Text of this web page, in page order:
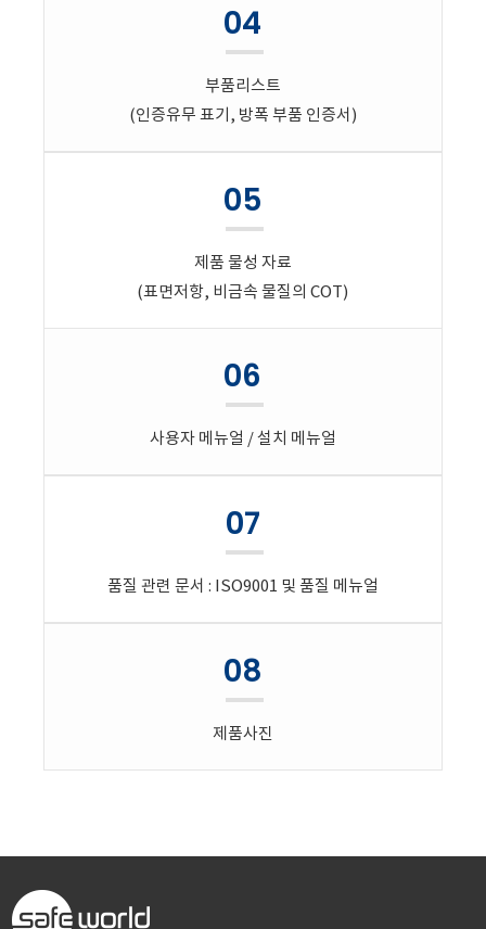
04
부품리스트
(인증유무 표기, 방폭 부품 인증서)
05
제품 물성 자료
(표면저항, 비금속 물질의 COT)
06
사용자 메뉴얼 / 설치 메뉴얼
07
품질 관련 문서 : ISO9001 및 품질 메뉴얼
08
제품사진